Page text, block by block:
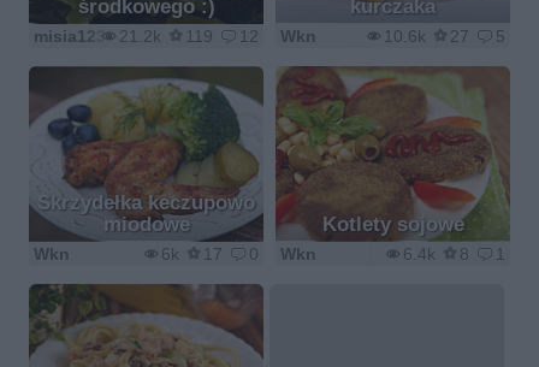
środkowego :)
21.2k 119 12
misia123
kurczaka
10.6k 27 5
Wkn
Skrzydełka keczupowo
miodowe
6k 17 0
Wkn
Kotlety sojowe
6.4k 8 1
Wkn